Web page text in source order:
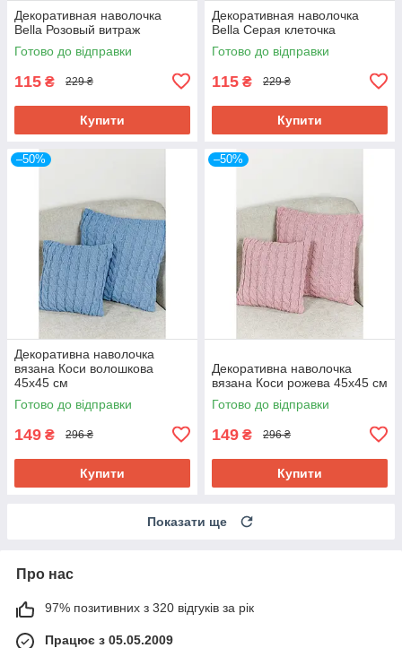
Декоративная наволочка
Bella Розовый витраж
Готово до відправки
115 ₴ 229 ₴
Купити
Декоративная наволочка
Bella Серая клеточка
Готово до відправки
115 ₴ 229 ₴
Купити
–50%
Декоративна наволочка
вязана Коси волошкова
45х45 см
Готово до відправки
149 ₴ 296 ₴
Купити
–50%
Декоративна наволочка
вязана Коси рожева 45х45 см
Готово до відправки
149 ₴ 296 ₴
Купити
Показати ще
Про нас
97% позитивних з 320 відгуків за рік
Працює з 05.05.2009